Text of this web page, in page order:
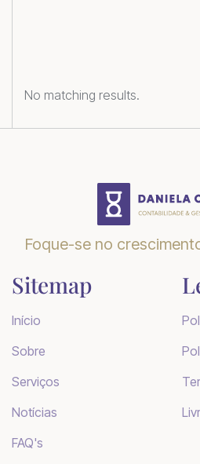
No matching results.
Foque-se no
Sitemap
Início
Sobre
Serviços
Notícias
FAQ's